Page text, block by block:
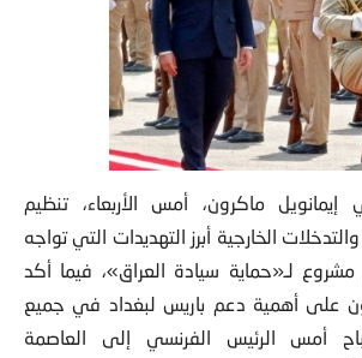
إيمانويل ماكرون، أمس الأربعاء، تنظيم
الخارجية أبرز التهديدات التي تواجه
مشروع لـ«حماية سيادة العراق»، فيما أكد
على أهمية دعم باريس لبغداد في جميع
أمس الرئيس الفرنسي إلى العاصمة